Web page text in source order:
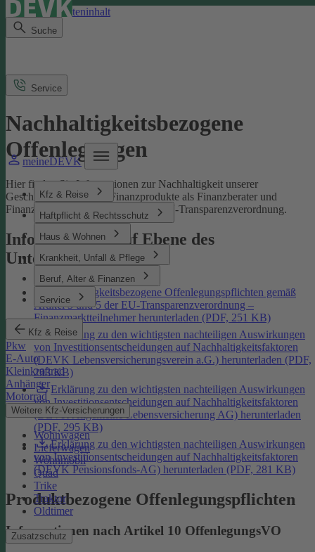
Direkt zum Seiteninhalt
Suche
meineDEVK
Kfz & Reise
Haftpflicht & Rechtsschutz
Haus & Wohnen
Krankheit, Unfall & Pflege
Beruf, Alter & Finanzen
Service
Kfz & Reise
Pkw
E-Auto
Kleinkraftrad
Anhänger
Motorrad
Weitere Kfz-Versicherungen
Wohnwagen
Lieferwagen
Wohnmobil
Quad
Trike
Traktor
Oldtimer
Zusatzschutz
Service
Nachhaltigkeitsbezogene
Offenlegungen
Hier finden Sie Informationen zur Nachhaltigkeit unserer
Geschäftsprozesse und Finanzprodukte als Finanzberater und
Finanzmarktteilnehmer gemäß der EU-Transparenzverordnung.
Informationen auf Ebene des
Unternehmens
Nachhaltigkeitsbezogene Offenlegungspflichten gemäß
Artikel 3 und 5 der EU-Transparenzverordnung –
Finanzmarktteilnehmer herunterladen (PDF, 251 KB)
Erklärung zu den wichtigsten nachteiligen Auswirkungen
von Investitionsentscheidungen auf Nachhaltigkeitsfaktoren
(DEVK Lebensversicherungsverein a.G.) herunterladen (PDF,
293 KB)
Erklärung zu den wichtigsten nachteiligen Auswirkungen
von Investitionsentscheidungen auf Nachhaltigkeitsfaktoren
(DEVK Allgemeine Lebensversicherung AG) herunterladen
(PDF, 295 KB)
Erklärung zu den wichtigsten nachteiligen Auswirkungen
von Investitionsentscheidungen auf Nachhaltigkeitsfaktoren
(DEVK Pensionsfonds-AG) herunterladen (PDF, 281 KB)
Produktbezogene Offenlegungspflichten
Informationen nach Artikel 10 OffenlegungsVO